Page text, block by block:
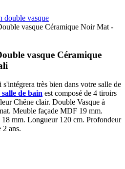
double vasque
vasque Céramique Noir Mat -
vasque Céramique
très bien dans votre salle de
de bain est composé de 4 tiroirs
Chêne clair. Double Vasque à
Meuble façade MDF 19 mm.
18 mm. Longueur 120 cm. Profondeur
ans.